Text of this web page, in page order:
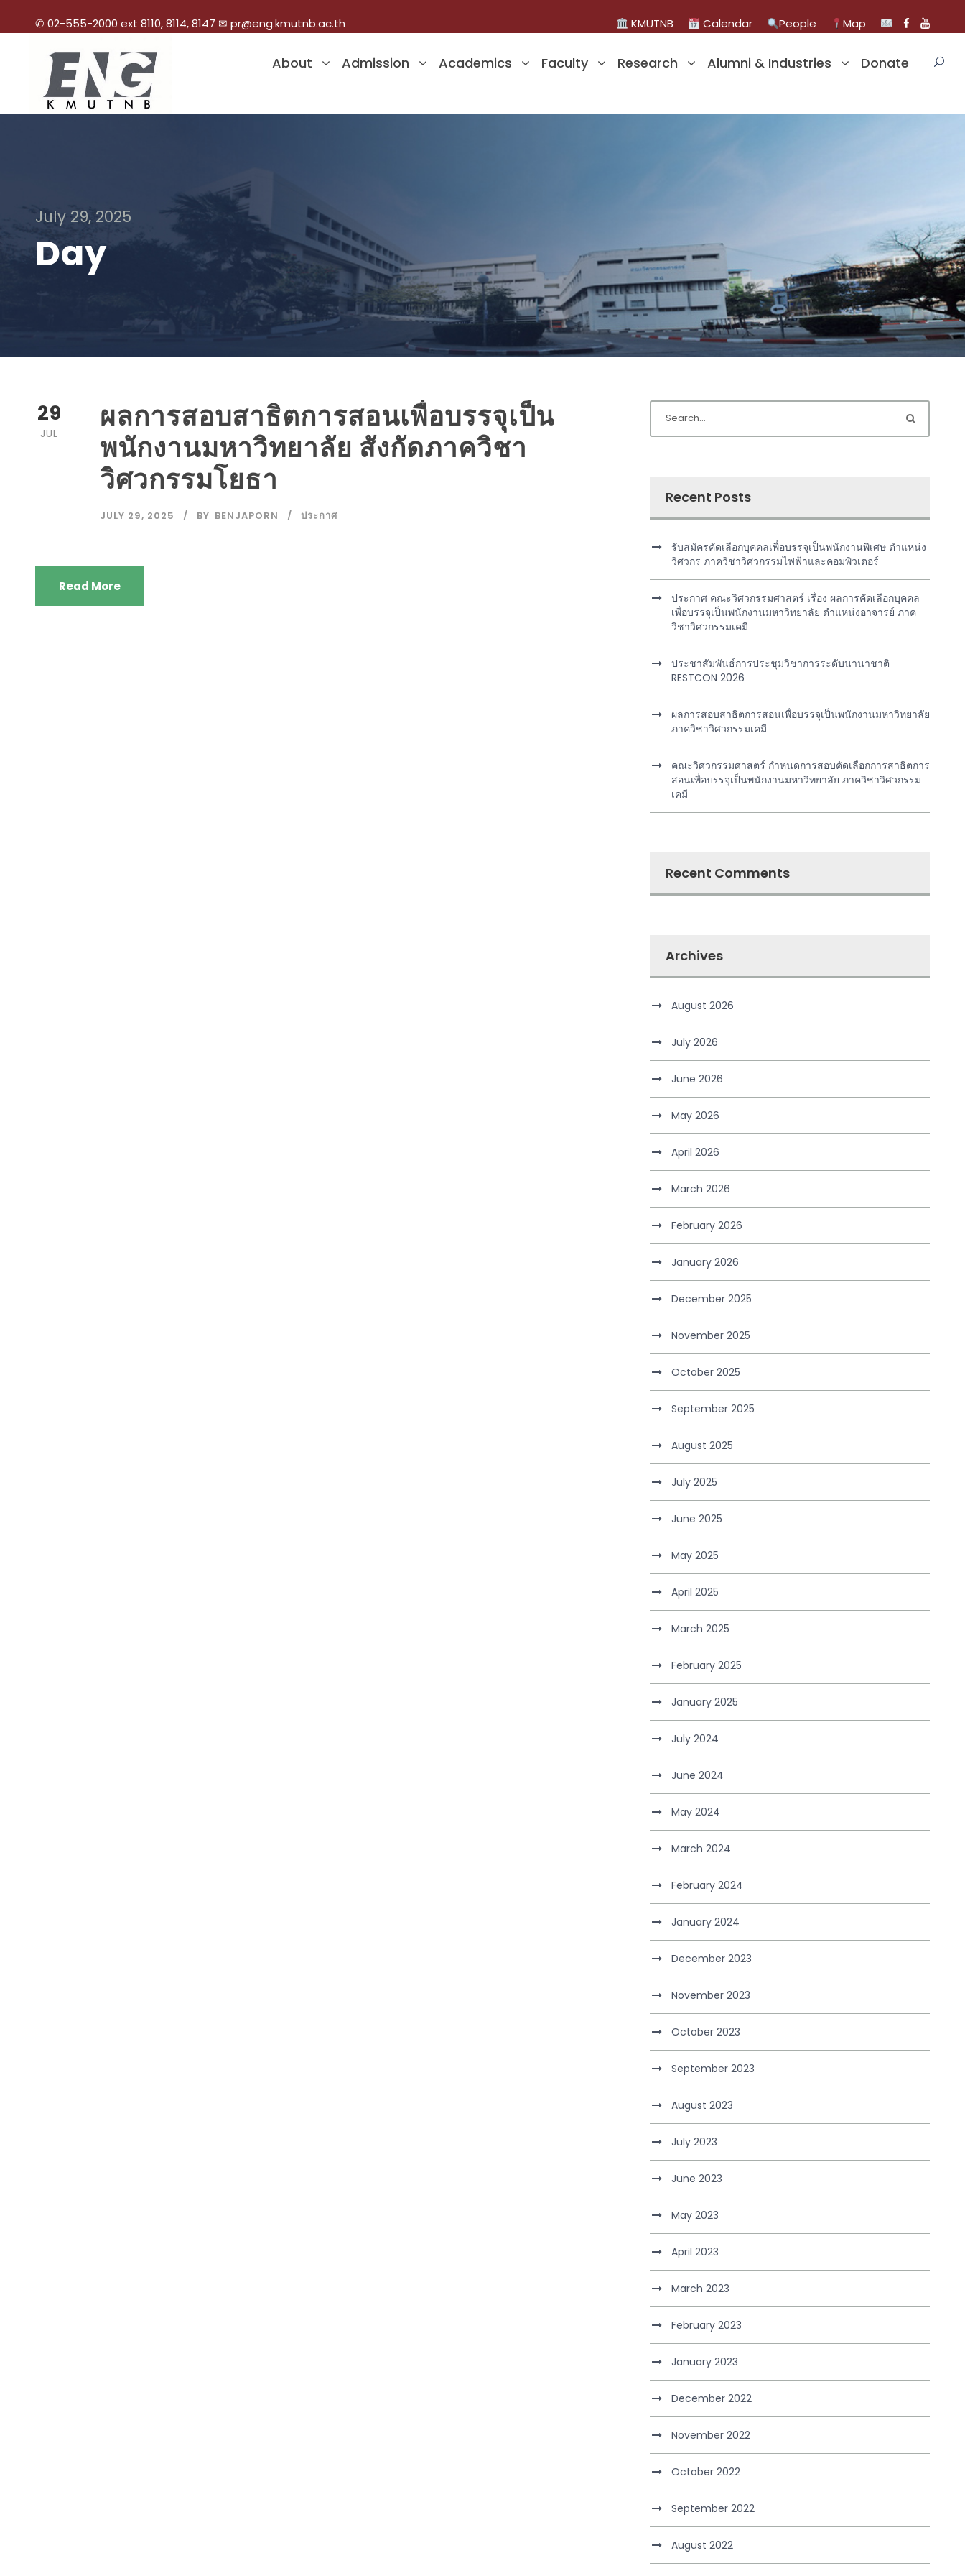
✆ 02-555-2000 ext 8110, 8114, 8147 ✉ pr@eng.kmutnb.ac.th KMUTNB Calendar People Map
About Admission Academics Faculty Research Alumni & Industries Donate
July 29, 2025
Day
29
JUL
ผลการสอบสาธิตการสอนเพื่อบรรจุเป็น
พนักงานมหาวิทยาลัย สังกัดภาควิชา
วิศวกรรมโยธา
JULY 29, 2025 BY BENJAPORN ประกาศ
Read More
Recent Posts
รับสมัครคัดเลือกบุคคลเพื่อบรรจุเป็นพนักงานพิเศษ ตำแหน่ง
วิศวกร ภาควิชาวิศวกรรมไฟฟ้าและคอมพิวเตอร์
ประกาศ คณะวิศวกรรมศาสตร์ เรื่อง ผลการคัดเลือกบุคคล
เพื่อบรรจุเป็นพนักงานมหาวิทยาลัย ตำแหน่งอาจารย์ ภาค
วิชาวิศวกรรมเคมี
ประชาสัมพันธ์การประชุมวิชาการระดับนานาชาติ
RESTCON 2026
ผลการสอบสาธิตการสอนเพื่อบรรจุเป็นพนักงานมหาวิทยาลัย
ภาควิชาวิศวกรรมเคมี
คณะวิศวกรรมศาสตร์ กำหนดการสอบคัดเลือกการสาธิตการ
สอนเพื่อบรรจุเป็นพนักงานมหาวิทยาลัย ภาควิชาวิศวกรรม
เคมี
Recent Comments
Archives
August 2026
July 2026
June 2026
May 2026
April 2026
March 2026
February 2026
January 2026
December 2025
November 2025
October 2025
September 2025
August 2025
July 2025
June 2025
May 2025
April 2025
March 2025
February 2025
January 2025
July 2024
June 2024
May 2024
March 2024
February 2024
January 2024
December 2023
November 2023
October 2023
September 2023
August 2023
July 2023
June 2023
May 2023
April 2023
March 2023
February 2023
January 2023
December 2022
November 2022
October 2022
September 2022
August 2022